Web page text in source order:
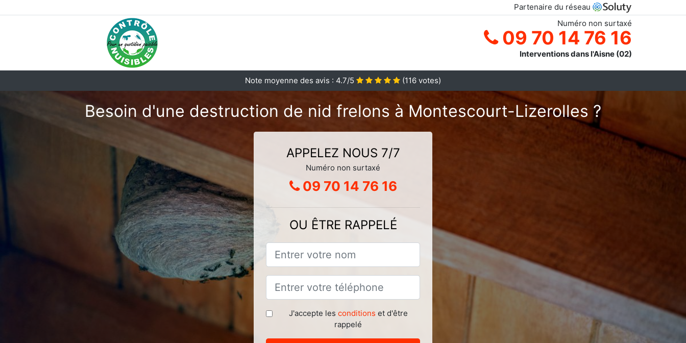
Partenaire du réseau
Numéro non surtaxé
09 70 14 76 16
Interventions dans l'Aisne (02)
Note moyenne des avis : 4.7/5 (116 votes)
Besoin d'une destruction de nid frelons à Montescourt-Lizerolles ?
APPELEZ NOUS 7/7
Numéro non surtaxé
09 70 14 76 16
OU ÊTRE RAPPELÉ
J'accepte les conditions et d'être
rappelé